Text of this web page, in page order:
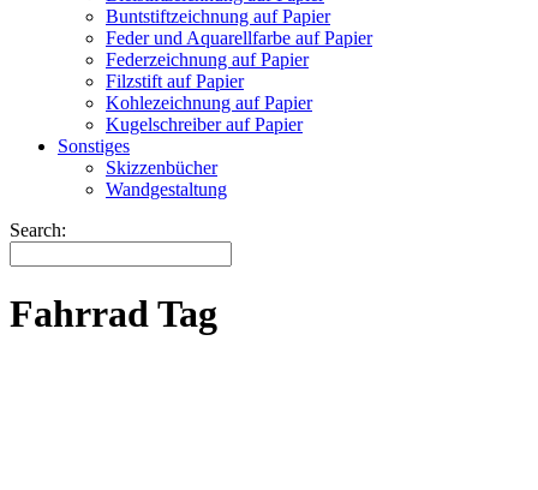
Buntstiftzeichnung auf Papier
Feder und Aquarellfarbe auf Papier
Federzeichnung auf Papier
Filzstift auf Papier
Kohlezeichnung auf Papier
Kugelschreiber auf Papier
Sonstiges
Skizzenbücher
Wandgestaltung
Search:
Fahrrad Tag